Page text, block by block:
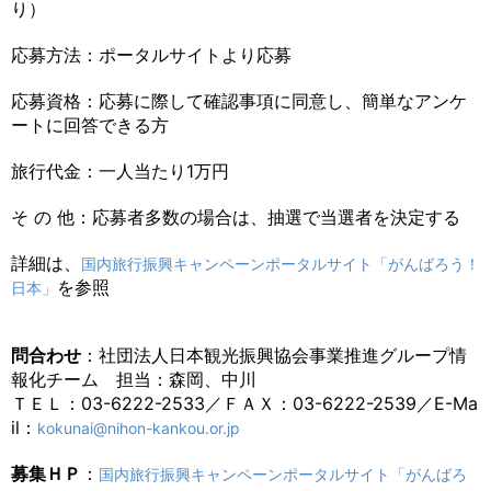
り）
応募方法：ポータルサイトより応募
応募資格：応募に際して確認事項に同意し、簡単なアンケ
ートに回答できる方
旅行代金：一人当たり1万円
そ の 他：応募者多数の場合は、抽選で当選者を決定する
詳細は、
国内旅行振興キャンペーンポータルサイト「がんばろう！
日本」 を参照
問合わせ ：社団法人日本観光振興協会事業推進グループ情
報化チーム 担当：森岡、中川
ＴＥＬ：03-6222-2533／ＦＡＸ：03-6222-2539／E-Ma
il： kokunai@nihon-kankou.or.jp
募集ＨＰ ： 国内旅行振興キャンペーンポータルサイト「がんばろ